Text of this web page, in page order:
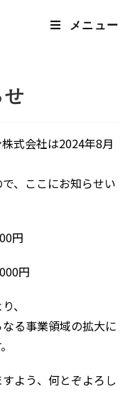
メニュー
式会社は2024年8月
、ここにお知らせい
円
円
、
る事業領域の拡大に
よう、何とぞよろし